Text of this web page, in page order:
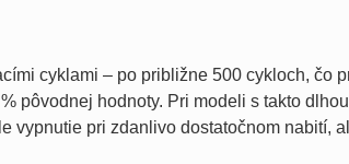
cyklami – po približne 500 cykloch, čo
pôvodnej hodnoty. Pri modeli s takto
vypnutie pri zdanlivo dostatočnom nabití,